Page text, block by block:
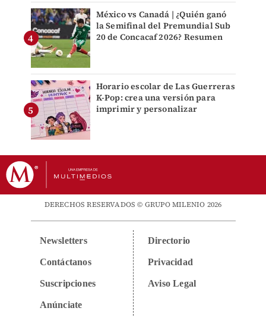
México vs Canadá | ¿Quién ganó
la Semifinal del Premundial Sub
20 de Concacaf 2026? Resumen
Horario escolar de Las Guerreras
K-Pop: crea una versión para
imprimir y personalizar
DERECHOS RESERVADOS © GRUPO MILENIO 2026
Newsletters
Contáctanos
Suscripciones
Anúnciate
Directorio
Privacidad
Aviso Legal